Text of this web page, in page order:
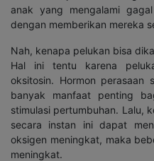
anak yang mengalami
dengan memberikan mereka
Nah, kenapa pelukan bisa
Hal ini tentu karena
oksitosin. Hormon perasaan
banyak manfaat penting
stimulasi pertumbuhan. Lalu,
secara instan ini dapat
oksigen meningkat, maka
meningkat.